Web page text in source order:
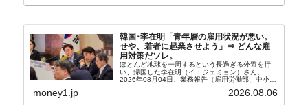
韓国･李在明「青年層の雇用状況が悪い。
せや、若者に起業させよう」⇒ どんな雇
用対策だソレ。
ほとんど地球を一周するという長過ぎる外遊を行
い、帰国した李在明（イ・ジェミョン）さん。
2026年08月04日、業務報告（雇用労働部、中小ベ
上、韓国大統領に成りおおせた李在明（イ・ジェミ
money1.jp 2026.08.06